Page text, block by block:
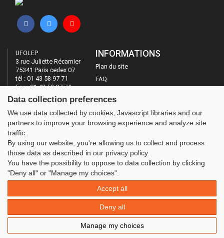
UFOLEP
3 rue Juliette Récamier
75341 Paris cedex 07
tél : 01 43 58 97 71
Fax : 01 43 58 97 74
INFORMATIONS
Plan du site
FAQ
Administration
LES SITES DE L'UFOLEP
Guide Asso
Communication Asso
Inscriptions évènements
© 2020 UFOLEP . All rights reserved | Design by
Data collection preferences
We use data collected by cookies, Javascript libraries and our
partners to improve your browsing experience and analyze site
traffic.
By using our website, you're allowing us to collect and process
those data as described in our privacy policy.
You have the possibility to oppose to data collection by clicking
"Deny all" or "Manage my choices".
Accept all
Deny all
Manage my choices